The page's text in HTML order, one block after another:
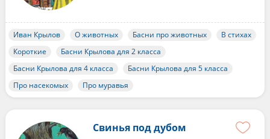
Иван Крылов О животных Басни про животных
В стихах
Короткие
Басни Крылова для 2 класса
Басни Крылова для 4 класса
Басни Крылова для 5 класса
Про насекомых
Про муравья
Свинья под дубом